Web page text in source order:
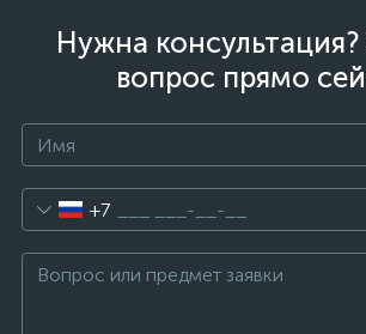
Нужна
вопрос прямо
+7